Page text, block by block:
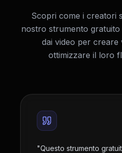
Scopri come i creatori
nostro strumento
dai video per creare
ottimizzare il loro
"Questo strumento